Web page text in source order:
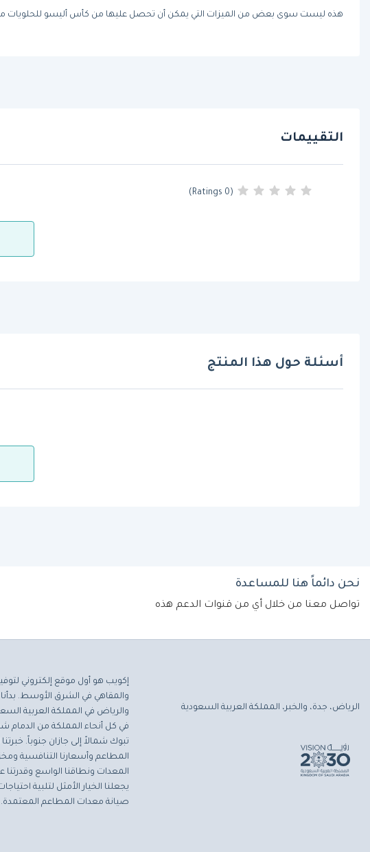
هذه ليست سوى بعض من الميزات التي يمكن أن تحصل عليها من كأس أليسو للحلويات من
التقييمات
(0 Ratings)
أسئلة حول هذا المنتج
نحن دائماً هنا للمساعدة
تواصل معنا من خلال أي من قنوات الدعم هذه
الرياض، جدة، والخبر، المملكة العربية السعودية
إكويب هو أول موقع إلكتروني
والمقاهي في الشرق الأوسط. بدأنا
والرياض في المملكة العربية
في كل أنحاء المملكة من الدمام
تبوك شمالاً إلى جازان جنوباً.
المطاعم وأسعارنا التنافسية
المعدات ونطاقنا الواسع
يجعلنا الخيار الأمثل لتلبية
صيانة معدات المطاعم المعتمدة.